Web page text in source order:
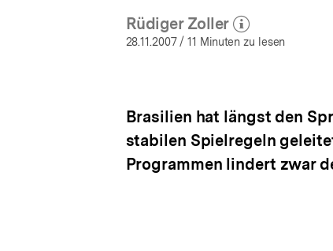
Rüdiger Zoller
(Mehr zum Autor)
öffnen
28.11.2007/ 11 Minuten zu lesen
Brasilien hat längst den
stabilen Spielregeln
Programmen lindert zwar